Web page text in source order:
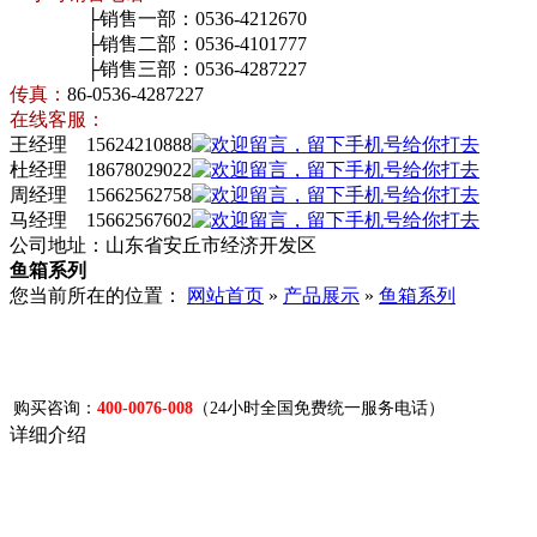
├销售一部：0536-4212670
├销售二部：0536-4101777
├销售三部：0536-4287227
传真： 86-0536-4287227
在线客服：
王经理 15624210888
杜经理 18678029022
周经理 15662562758
马经理 15662567602
公司地址：山东省安丘市经济开发区
鱼箱系列
您当前所在的位置：
网站首页 » 产品展示 » 鱼箱系列
购买咨询： 400-0076-008 （24小时全国免费统一服务电话）
详细介绍